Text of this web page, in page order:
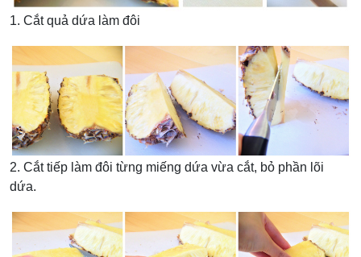
1. Cắt quả dứa làm đôi
2. Cắt tiếp làm đôi từng miếng dứa vừa cắt, bỏ phần lõi
dứa.